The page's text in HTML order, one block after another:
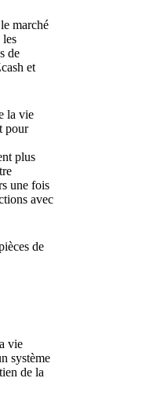
marché
les
de
et
la vie
pour
plus
une fois
avec
de
vie
système
de la